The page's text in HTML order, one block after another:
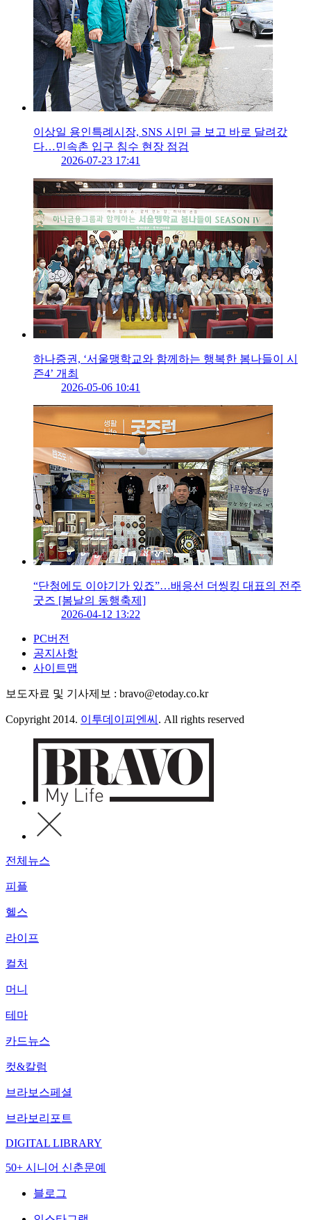
이상일 용인특례시장, SNS 시민 글 보고 바로 달려갔
다…민속촌 입구 침수 현장 점검
2026-07-23 17:41
하나증권, ‘서울맹학교와 함께하는 행복한 봄나들이 시
즌4’ 개최
2026-05-06 10:41
“단청에도 이야기가 있죠”…배응선 더씽킹 대표의 전주
굿즈 [봄날의 동행축제]
2026-04-12 13:22
PC버전
공지사항
사이트맵
보도자료 및 기사제보 : bravo@etoday.co.kr
Copyright 2014. 이투데이피엔씨 . All rights reserved
전체뉴스
피플
헬스
라이프
컬처
머니
테마
카드뉴스
컷&칼럼
브라보스페셜
브라보리포트
DIGITAL LIBRARY
50+ 시니어 신춘문예
블로그